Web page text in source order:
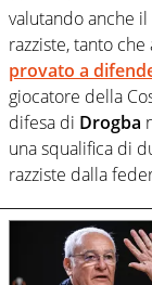
valutando anche
razziste, tanto
provato a
giocatore della
difesa di Drogba
una squalifica di
razziste dalla